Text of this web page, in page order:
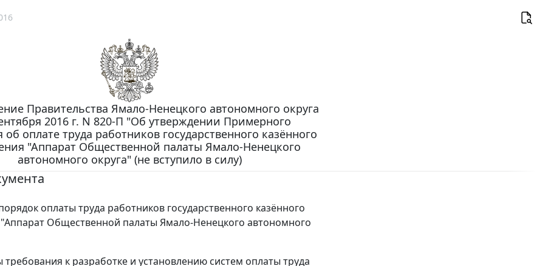
Правительства Ямало-Ненецкого автономного округа
2016 г. N 820-П "Об утверждении Примерного
оплате труда работников государственного казённого
"Аппарат Общественной палаты Ямало-Ненецкого
автономного округа" (не вступило в силу)
оплаты труда работников государственного казённого
Общественной палаты Ямало-Ненецкого автономного
требования к разработке и установлению систем оплаты труда